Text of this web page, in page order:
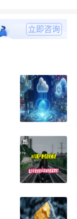
立即咨询